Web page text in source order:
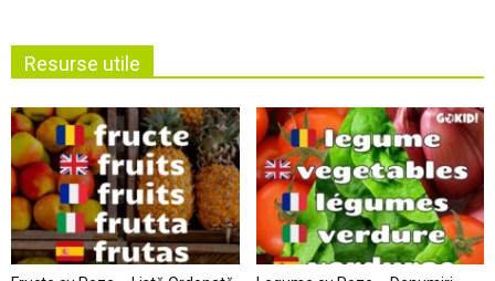
Resurse utile